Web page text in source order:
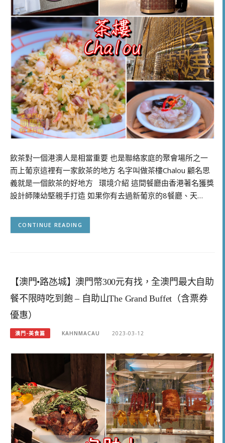
飲茶對一個港澳人是相當重要 也是聯絡家庭的聚會場所之一
而上葡京這裡有一家飲茶的地方 名字叫做茶樓Chalou 顧名思
義就是一個飲茶的好地方 環境介紹 這間餐廳由香港著名獲獎
設計師陳幼堅親手打造 如果你有去過新葡京的8餐廳、天…
CONTINUE READING
【澳門•路氹城】澳門幣300元有找，全澳門最大自助
餐不限時吃到飽 – 自助山The Grand Buffet（含票券
優惠）
澳門-美食篇 KAHNMACAU 2023-03-12